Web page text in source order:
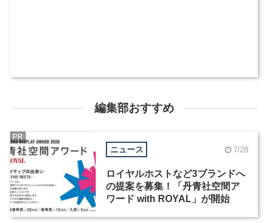
編集部おすすめ
ニュース 7/28
ロイヤルホストなど3ブランドへ
の提案を募集！「丹青社空間ア
ワード with ROYAL」が開始
PR